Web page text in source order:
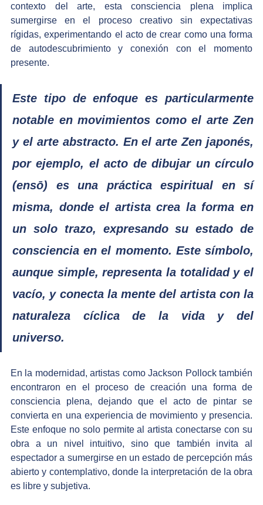
contexto del arte, esta consciencia plena implica
sumergirse en el proceso creativo sin expectativas
rígidas, experimentando el acto de crear como una forma
de autodescubrimiento y conexión con el momento
presente.
Este tipo de enfoque es particularmente
notable en movimientos como el arte Zen
y el arte abstracto. En el arte Zen japonés,
por ejemplo, el acto de dibujar un círculo
(ensō) es una práctica espiritual en sí
misma, donde el artista crea la forma en
un solo trazo, expresando su estado de
consciencia en el momento. Este símbolo,
aunque simple, representa la totalidad y el
vacío, y conecta la mente del artista con la
naturaleza cíclica de la vida y del
universo.
En la modernidad, artistas como Jackson Pollock también
encontraron en el proceso de creación una forma de
consciencia plena, dejando que el acto de pintar se
convierta en una experiencia de movimiento y presencia.
Este enfoque no solo permite al artista conectarse con su
obra a un nivel intuitivo, sino que también invita al
espectador a sumergirse en un estado de percepción más
abierto y contemplativo, donde la interpretación de la obra
es libre y subjetiva.